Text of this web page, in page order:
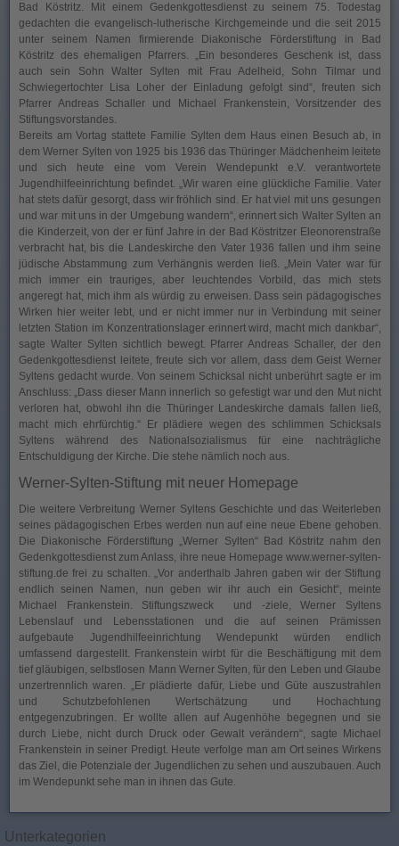
Bad Köstritz. Mit einem Gedenkgottesdienst zu seinem 75. Todestag
gedachten die evangelisch-lutherische Kirchgemeinde und die seit 2015
unter seinem Namen firmierende Diakonische Förderstiftung in Bad
Köstritz des ehemaligen Pfarrers. „Ein besonderes Geschenk ist, dass
auch sein Sohn Walter Sylten mit Frau Adelheid, Sohn Tilmar und
Schwiegertochter Lisa Loher der Einladung gefolgt sind“, freuten sich
Pfarrer Andreas Schaller und Michael Frankenstein, Vorsitzender des
Stiftungsvorstandes.
Bereits am Vortag stattete Familie Sylten dem Haus einen Besuch ab, in
dem Werner Sylten von 1925 bis 1936 das Thüringer Mädchenheim leitete
und sich heute eine vom Verein Wendepunkt e.V. verantwortete
Jugendhilfeeinrichtung befindet. „Wir waren eine glückliche Familie. Vater
hat stets dafür gesorgt, dass wir fröhlich sind. Er hat viel mit uns gesungen
und war mit uns in der Umgebung wandern“, erinnert sich Walter Sylten an
die Kinderzeit, von der er fünf Jahre in der Bad Köstritzer Eleonorenstraße
verbracht hat, bis die Landeskirche den Vater 1936 fallen und ihm seine
jüdische Abstammung zum Verhängnis werden ließ. „Mein Vater war für
mich immer ein trauriges, aber leuchtendes Vorbild, das mich stets
angeregt hat, mich ihm als würdig zu erweisen. Dass sein pädagogisches
Wirken hier weiter lebt, und er nicht immer nur in Verbindung mit seiner
letzten Station im Konzentrationslager erinnert wird, macht mich dankbar“,
sagte Walter Sylten sichtlich bewegt. Pfarrer Andreas Schaller, der den
Gedenkgottesdienst leitete, freute sich vor allem, dass dem Geist Werner
Syltens gedacht wurde. Von seinem Schicksal nicht unberührt sagte er im
Anschluss: „Dass dieser Mann innerlich so gefestigt war und den Mut nicht
verloren hat, obwohl ihn die Thüringer Landeskirche damals fallen ließ,
macht mich ehrfürchtig.“ Er plädiere wegen des schlimmen Schicksals
Syltens während des Nationalsozialismus für eine nachträgliche
Entschuldigung der Kirche. Die stehe nämlich noch aus.
Werner-Sylten-Stiftung mit neuer Homepage
Die weitere Verbreitung Werner Syltens Geschichte und das Weiterleben
seines pädagogischen Erbes werden nun auf eine neue Ebene gehoben.
Die Diakonische Förderstiftung „Werner Sylten“ Bad Köstritz nahm den
Gedenkgottesdienst zum Anlass, ihre neue Homepage www.werner-sylten-
stiftung.de frei zu schalten. „Vor anderthalb Jahren gaben wir der Stiftung
endlich seinen Namen, nun geben wir ihr auch ein Gesicht“, meinte
Michael Frankenstein. Stiftungszweck und -ziele, Werner Syltens
Lebenslauf und Lebensstationen und die auf seinen Prämissen
aufgebaute Jugendhilfeeinrichtung Wendepunkt würden endlich
umfassend dargestellt. Frankenstein wirbt für die Beschäftigung mit dem
tief gläubigen, selbstlosen Mann Werner Sylten, für den Leben und Glaube
unzertrennlich waren. „Er plädierte dafür, Liebe und Güte auszustrahlen
und Schutzbefohlenen Wertschätzung und Hochachtung
entgegenzubringen. Er wollte allen auf Augenhöhe begegnen und sie
durch Liebe, nicht durch Druck oder Gewalt verändern“, sagte Michael
Frankenstein in seiner Predigt. Heute verfolge man am Ort seines Wirkens
das Ziel, die Potenziale der Jugendlichen zu sehen und auszubauen. Auch
im Wendepunkt sehe man in ihnen das Gute.
Unterkategorien